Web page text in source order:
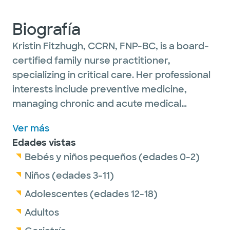
Biografía
Kristin Fitzhugh, CCRN, FNP-BC, is a board-
certified family nurse practitioner,
specializing in critical care. Her professional
interests include preventive medicine,
managing chronic and acute medical
medicine, orthopedic injuries, endocrine
and pulmonary and trauma.
Kristin is passionate about all aspects of
family medicine and caring for her patients,
Ver más
Edades vistas
Bebés y niños pequeños (edades 0-2)
Niños (edades 3-11)
Adolescentes (edades 12-18)
Adultos